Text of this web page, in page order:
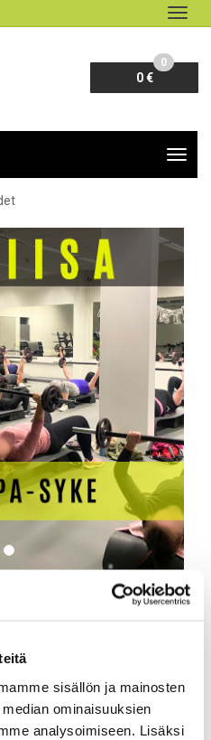
sisällön ja mainosten
ominaisuuksien
analysoimiseen. Lisäksi
0 €
0
Aika: Kuukausi
/ Loviisa
viikon jokaisena päivänä
voimassa oleva sopimus
ei oikeuta kuntosalin